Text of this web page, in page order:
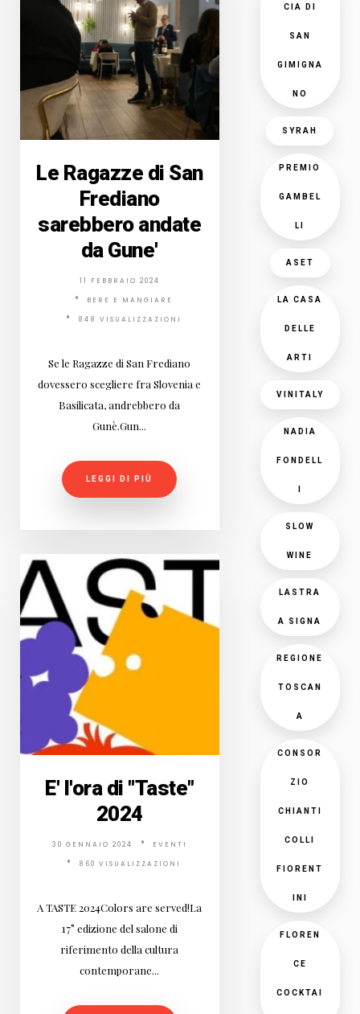
Le Ragazze di San
Frediano
sarebbero andate
da Gune'
11 FEBBRAIO 2024
BERE E MANGIARE
848 VISUALIZZAZIONI
Se le Ragazze di San Frediano
dovessero scegliere fra Slovenia e
Basilicata, andrebbero da
Gunè.Gun...
LEGGI DI PIÙ
E' l'ora di "Taste"
2024
30 GENNAIO 2024 EVENTI
860 VISUALIZZAZIONI
A TASTE 2024Colors are served!La
17° edizione del salone di
riferimento della cultura
contemporane...
CIA DI
SAN
GIMIGNA
NO
SYRAH
PREMIO
GAMBEL
LI
ASET
LA CASA
DELLE
ARTI
VINITALY
NADIA
FONDELL
SLOW
WINE
LASTRA
A SIGNA
REGIONE
TOSCAN
A
CONSOR
ZIO
CHIANTI
COLLI
FIORENT
INI
FLOREN
CE
COCKTAI